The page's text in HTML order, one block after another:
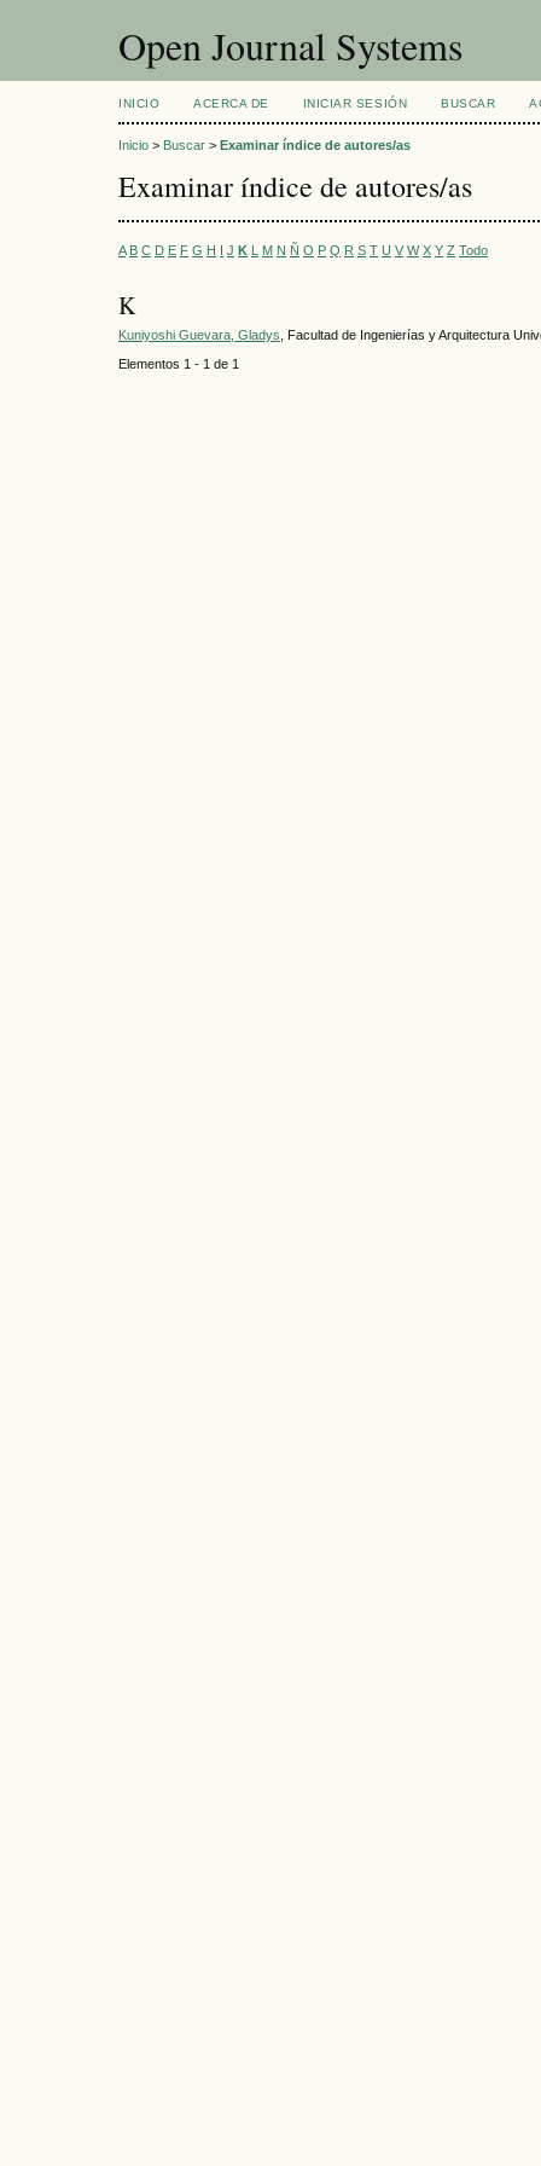
Open Journal Systems
INICIO ACERCA DE INICIAR SESIÓN BUSCAR
Inicio > Buscar > Examinar índice de autores/as
Examinar índice de autores/as
A B C D E F G H I J K L M N Ñ O P Q R S T U V W X Y Z Todo
K
Kuniyoshi Guevara, Gladys , Facultad de Ingenierías y Arquitectura
Elementos 1 - 1 de 1